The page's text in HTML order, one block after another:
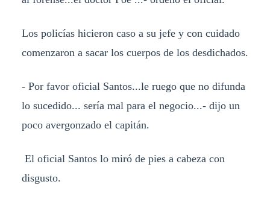
Los policías hicieron caso a su jefe y con cuidado
comenzaron a sacar los cuerpos de los desdichados.
- Por favor oficial Santos...le ruego que no difunda
lo sucedido... sería mal para el negocio...- dijo un
poco avergonzado el capitán.
El oficial Santos lo miró de pies a cabeza con
disgusto.